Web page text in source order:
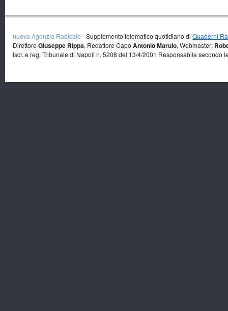
nuova Agenzia Radicale - Supplemento telematico quotidiano di Quaderni
Direttore Giuseppe Rippa, Redattore Capo Antonio Marulo, Webmaster:
Iscr. e reg. Tribunale di Napoli n. 5208 del 13/4/2001 Responsabile secondo